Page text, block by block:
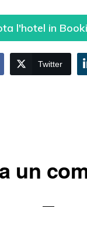
l'hotel in
Twitter
un